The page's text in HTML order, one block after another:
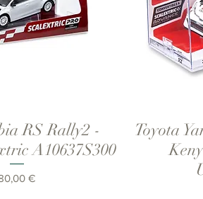
rápida
RS Rally2 -
A10637S300
€
Toyota